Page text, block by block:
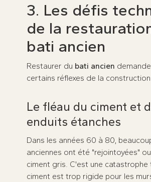
3. Les défis
de la
bati ancien
Restaurer du bati ancien
certains réflexes de la construction
Le fléau du ciment et
enduits étanches
Dans les années 60 à 80,
anciennes ont été "rejointoyées"
ciment gris. C'est une catastrophe
ciment est trop rigide pour les